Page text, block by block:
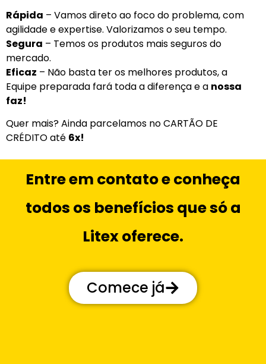
Rápida – Vamos direto ao foco do problema, com
agilidade e expertise. Valorizamos o seu tempo.
Segura – Temos os produtos mais seguros do
mercado.
Eficaz – Não basta ter os melhores produtos, a
Equipe preparada fará toda a diferença e a nossa
faz!
Quer mais? Ainda parcelamos no CARTÃO DE
CRÉDITO até 6x!
Entre em contato e conheça
todos os benefícios que só a
Litex oferece.
Comece já